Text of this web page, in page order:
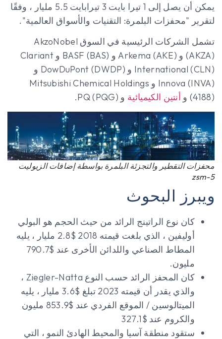
يمكن أن يصل إلى 1 تيرا بايت 3 تيرابايت 5.5 مليار ، وفقًا
لتقرير "محفزات البلمرة: التقنيات والأسواق العالمية".
تشمل الشركات الرئيسية في السوق AkzoNobel
(AKZA) و Arkema (AKE) و BASF (BAS) و Clariant
International (CLN) و DowDuPont (DWDP) و
Innova (INVA) و Mitsubishi Chemical Holdings
(4188) و
أنتين الكيميائية و PQ (PQG).
محفزات التقطير والتجزئة البلمرة بواسطة إضافات الزيوليت
zsm-5
ويبرز البحوث
كان نوع الراتينج الرائد من حيث الحجم هو البولي
أوليفين ، الذي بلغت قيمته 2018 $2.8 مليار ، يليه
المطاط الصناعي واللدائن الأخرى عند $790.7
مليون.
كان المحفز الرائد حسب النوع Ziegler-Natta ،
والذي يقدر أن قيمته 2023 تبلغ $3.6 مليار ، يليه
الميتالوسين / الموقع الفردي عند $853.9 مليون
والكروم عند $327.1
ستقود منطقة آسيا والمحيط الهادئ النمو ، التي